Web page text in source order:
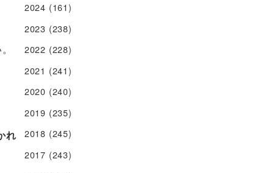
れ
2024 (161)
2023 (238)
2022 (228)
2021 (241)
2020 (240)
2019 (235)
2018 (245)
2017 (243)